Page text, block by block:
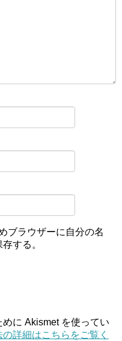
ブラウザーに自分の名
する。
に Akismet を使ってい
詳細はこちらをご覧く